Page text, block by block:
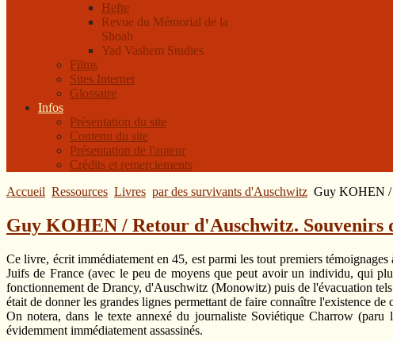
Hefte
Revue du Mémorial de la
Shoah
Yad Vashem Studies
Films
Sites Internet
Glossaire
Infos
Présentation du site
Contenu du site
Présentation de l'auteur
Crédits et remerciements
Accueil Ressources Livres par des survivants d'Auschwitz Guy KOHEN /
Guy KOHEN / Retour d'Auschwitz. Souvenirs
Ce livre, écrit immédiatement en 45, est parmi les tout premiers
Juifs de France (avec le peu de moyens que peut avoir un individu, qui
fonctionnement de Drancy, d'Auschwitz (Monowitz) puis de l'évacuation
était de donner les grandes lignes permettant de faire connaître l'existence de
On notera, dans le texte annexé du journaliste Soviétique Charrow
évidemment immédiatement assassinés.